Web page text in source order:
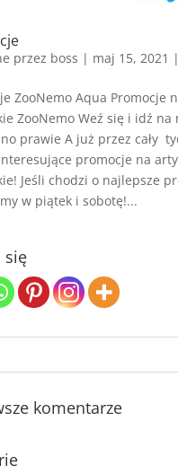
przez boss | maj 15, 2021
ZooNemo Aqua Promocje
ZooNemo Weź się i idź
prawie A już przez cały
promocje na
Jeśli chodzi o najlepsze
w piątek i sobotę!...
się
komentarze